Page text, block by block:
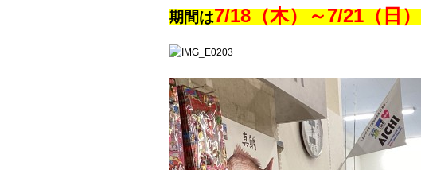
期間は7/18（木）～7/21（日）